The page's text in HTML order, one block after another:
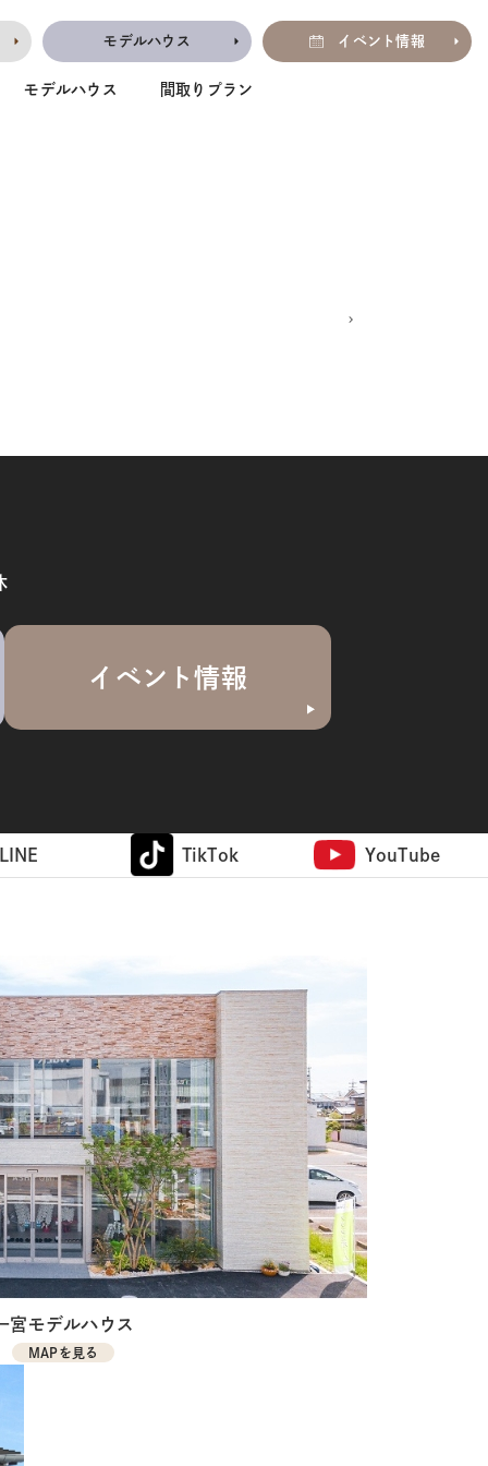
モデルハウス イベント情報
モデルハウス 間取りプラン
イベント情報
TikTok YouTube
宮モデルハウス
MAPを見る